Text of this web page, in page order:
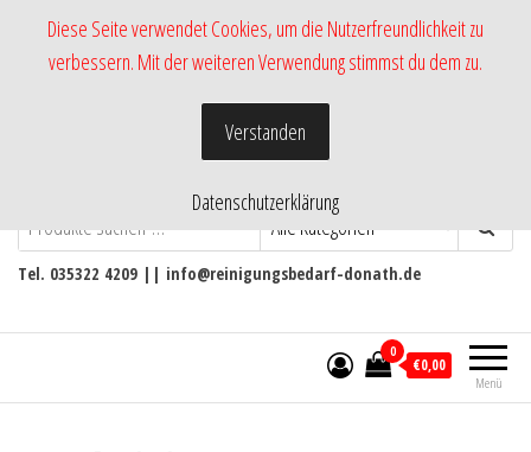
-Shop RmH-
Versand von Pflege- und
Reinigungsmittel
Tel. 035322 4209 || info@reinigungsbedarf-donath.de
Menü
0
€0,00
Diese Seite verwendet Cookies, um die Nutzerfreundlichkeit zu
verbessern. Mit der weiteren Verwendung stimmst du dem zu.
Verstanden
Datenschutzerklärung